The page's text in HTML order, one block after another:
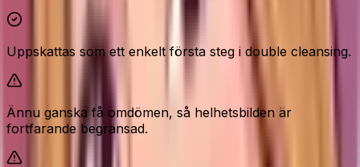
Uppskattas som ett enkelt första steg i double cleansing.
Ännu ganska få omdömen, så helhetsbilden är
fortfarande begränsad.